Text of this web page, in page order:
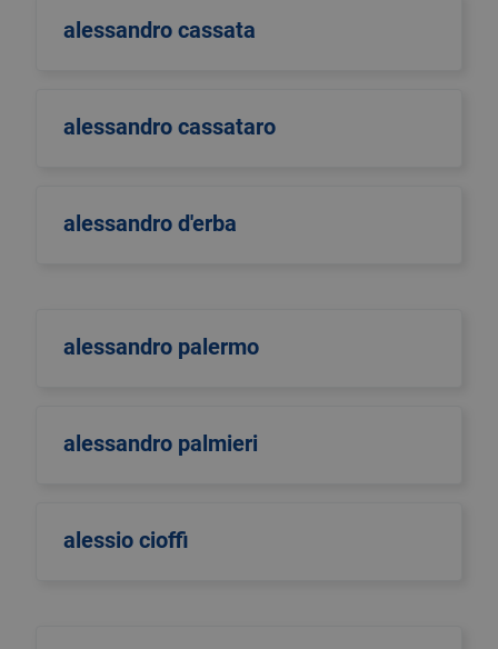
alessandro cassata
alessandro cassataro
alessandro d'erba
alessandro palermo
alessandro palmieri
alessio cioffi